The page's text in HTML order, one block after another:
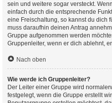
sein und weitere sogar versteckt.
einfach durch die entsprechende
eine Freischaltung, so kannst du dich
muss daraufhin deinen Antrag
Gruppe aufgenommen werden
Gruppenleiter, wenn er dich ablehnt,
Nach oben
Wie werde ich Gruppenleiter?
Der Leiter einer Gruppe wird
festgelegt, wenn die Gruppe erstellt